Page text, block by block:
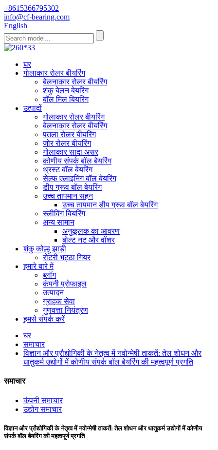
+8615366795302
info@cf-bearing.com
English
घर
गोलाकार रोलर बीयरिंग
बेलनाकार रोलर बीयरिंग
शंकु बेलन बेयरिंग
बॉल मिल बियरिंग
उत्पादों
गोलाकार रोलर बीयरिंग
बेलनाकार रोलर बीयरिंग
पतला रोलर बीयरिंग
जोर रोलर बीयरिंग
गोलाकार सादा असर
कोणीय संपर्क बॉल बेयरिंग
थ्रस्ट बॉल बेयरिंग
सेल्फ एलाइनिंग बॉल बेयरिंग
डीप ग्रूव बॉल बेयरिंग
उच्च तापमान सहन
उच्च तापमान डीप ग्रूव बॉल बेयरिंग
स्लीविंग बियरिंग
अन्य सामान
अनुकूलक का आवरण
बोल्ट नट और वॉशर
शंकु कोल्हू झाड़ी
रोटरी भट्ठा गियर
हमारे बारे में
ब्लॉग
कंपनी प्रोफाइल
उत्पादन
ग्राहक सेवा
गुणवत्ता नियंत्रण
हमसे संपर्क करें
घर
समाचार
विज्ञान और प्रौद्योगिकी के नेतृत्व में नवोन्मेषी ताकतें: तेल शोधन और
धातुकर्म उद्योगों में कोणीय संपर्क बॉल बेयरिंग की महत्वपूर्ण प्रगति
समाचार
कंपनी समाचार
उद्योग समाचार
विज्ञान और प्रौद्योगिकी के नेतृत्व में नवोन्मेषी ताकतें: तेल शोधन और धातुकर्म उद्योगों में कोणीय
संपर्क बॉल बेयरिंग की महत्वपूर्ण प्रगति